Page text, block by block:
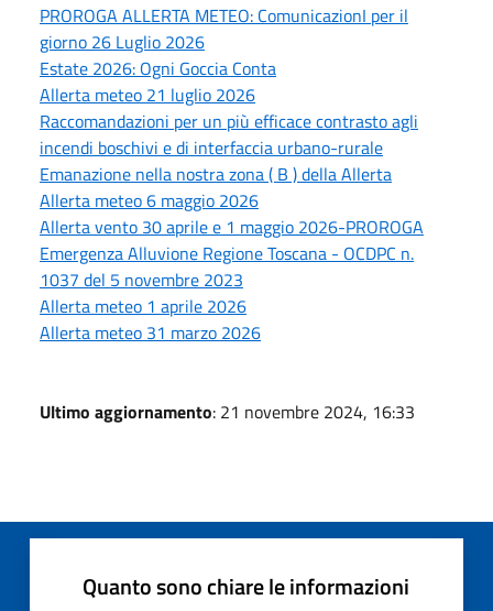
PROROGA ALLERTA METEO: ComunicazionI per il
giorno 26 Luglio 2026
Estate 2026: Ogni Goccia Conta
Allerta meteo 21 luglio 2026
Raccomandazioni per un più efficace contrasto agli
incendi boschivi e di interfaccia urbano-rurale
Emanazione nella nostra zona ( B ) della Allerta
Allerta meteo 6 maggio 2026
Allerta vento 30 aprile e 1 maggio 2026-PROROGA
Emergenza Alluvione Regione Toscana - OCDPC n.
1037 del 5 novembre 2023
Allerta meteo 1 aprile 2026
Allerta meteo 31 marzo 2026
Ultimo aggiornamento: 21 novembre 2024, 16:33
Quanto sono chiare le informazioni